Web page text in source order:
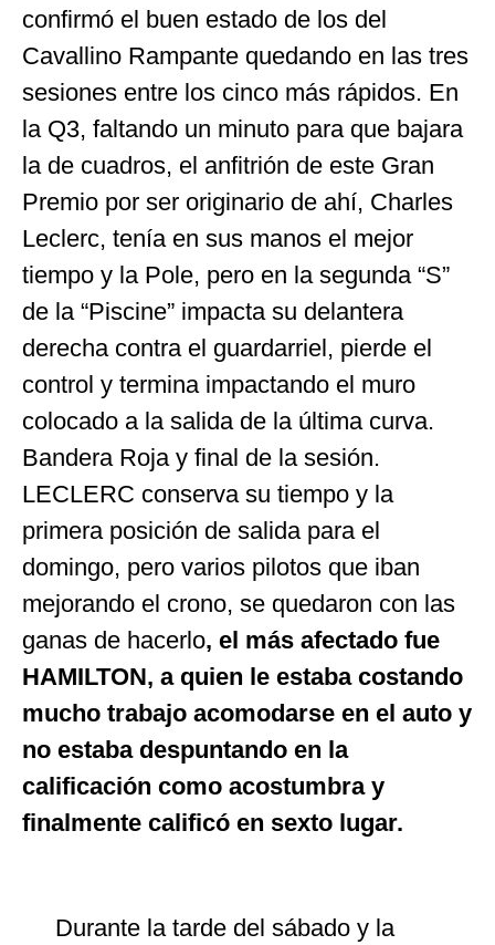
confirmó el buen estado de los del
Cavallino Rampante quedando en las tres
sesiones entre los cinco más rápidos. En
la Q3, faltando un minuto para que bajara
la de cuadros, el anfitrión de este Gran
Premio por ser originario de ahí, Charles
Leclerc, tenía en sus manos el mejor
tiempo y la Pole, pero en la segunda “S”
de la “Piscine” impacta su delantera
derecha contra el guardarriel, pierde el
control y termina impactando el muro
colocado a la salida de la última curva.
Bandera Roja y final de la sesión.
LECLERC conserva su tiempo y la
primera posición de salida para el
domingo, pero varios pilotos que iban
mejorando el crono, se quedaron con las
ganas de hacerlo, el más afectado fue
HAMILTON, a quien le estaba costando
mucho trabajo acomodarse en el auto y
no estaba despuntando en la
calificación como acostumbra y
finalmente calificó en sexto lugar.
Durante la tarde del sábado y la